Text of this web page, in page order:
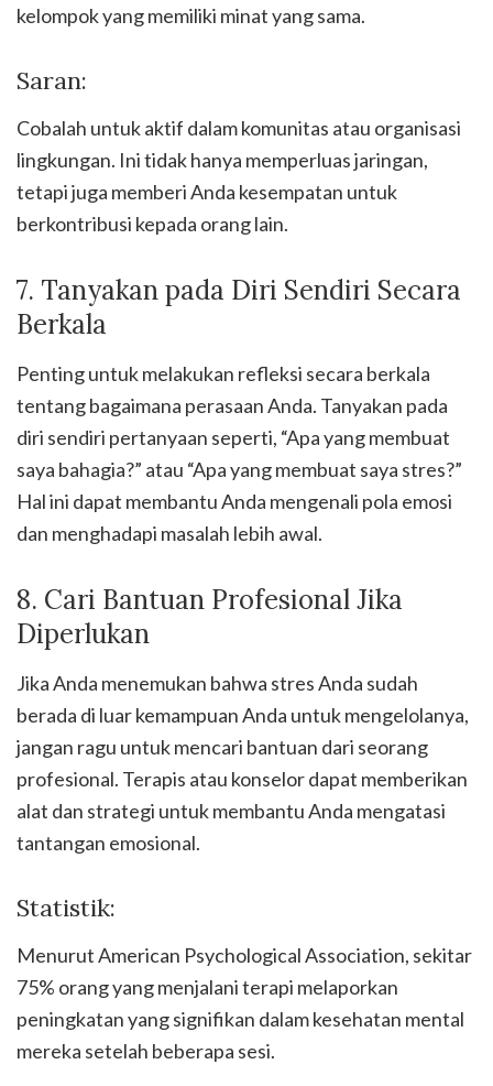
kelompok yang memiliki minat yang sama.
Saran:
Cobalah untuk aktif dalam komunitas atau organisasi
lingkungan. Ini tidak hanya memperluas jaringan,
tetapi juga memberi Anda kesempatan untuk
berkontribusi kepada orang lain.
7. Tanyakan pada Diri Sendiri Secara
Berkala
Penting untuk melakukan refleksi secara berkala
tentang bagaimana perasaan Anda. Tanyakan pada
diri sendiri pertanyaan seperti, “Apa yang membuat
saya bahagia?” atau “Apa yang membuat saya stres?”
Hal ini dapat membantu Anda mengenali pola emosi
dan menghadapi masalah lebih awal.
8. Cari Bantuan Profesional Jika
Diperlukan
Jika Anda menemukan bahwa stres Anda sudah
berada di luar kemampuan Anda untuk mengelolanya,
jangan ragu untuk mencari bantuan dari seorang
profesional. Terapis atau konselor dapat memberikan
alat dan strategi untuk membantu Anda mengatasi
tantangan emosional.
Statistik:
Menurut American Psychological Association, sekitar
75% orang yang menjalani terapi melaporkan
peningkatan yang signifikan dalam kesehatan mental
mereka setelah beberapa sesi.